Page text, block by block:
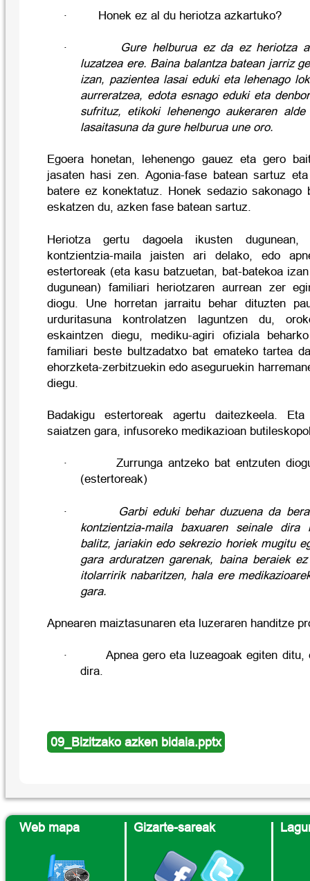
· Honek ez al du heriotza azkartuko?
·
Gure helburua ez da ez heriotza
luzatzea ere. Baina balantza batean jarriz
izan, pazientea lasai eduki eta lehenago
aurreratzea, edota esnago eduki eta
sufrituz, etikoki lehenengo aukeraren
lasaitasuna da gure helburua une oro.
Egoera honetan, lehenengo gauez eta gero
jasaten hasi zen. Agonia-fase batean sartuz
batere ez konektatuz. Honek sedazio sakonago
eskatzen du, azken fase batean sartuz.
Heriotza gertu dagoela ikusten dugunean,
kontzientzia-maila jaisten ari delako, edo
estertoreak (eta kasu batzuetan, bat-batekoa
dugunean) familiari heriotzaren aurrean zer
diogu. Une horretan jarraitu behar dituzten
urduritasuna kontrolatzen laguntzen du,
eskaintzen diegu, mediku-agiri ofiziala
familiari beste bultzadatxo bat emateko tartea
ehorzketa-zerbitzuekin edo aseguruekin
diegu.
Badakigu estertoreak agertu daitezkeela.
saiatzen gara, infusoreko medikazioan
·
Zurrunga antzeko bat entzuten
(estertoreak)
·
Garbi eduki behar duzuena da
kontzientzia-maila baxuaren seinale dira
balitz, jariakin edo sekrezio horiek mugitu
gara arduratzen garenak, baina beraiek
itolarririk nabaritzen, hala ere
gara.
Apnearen maiztasunaren eta luzeraren handitze
·
Apnea gero eta luzeagoak egiten ditu,
dira.
09_Bizitzako azken bidaia.pptx
Web mapa Gizarte-sareak